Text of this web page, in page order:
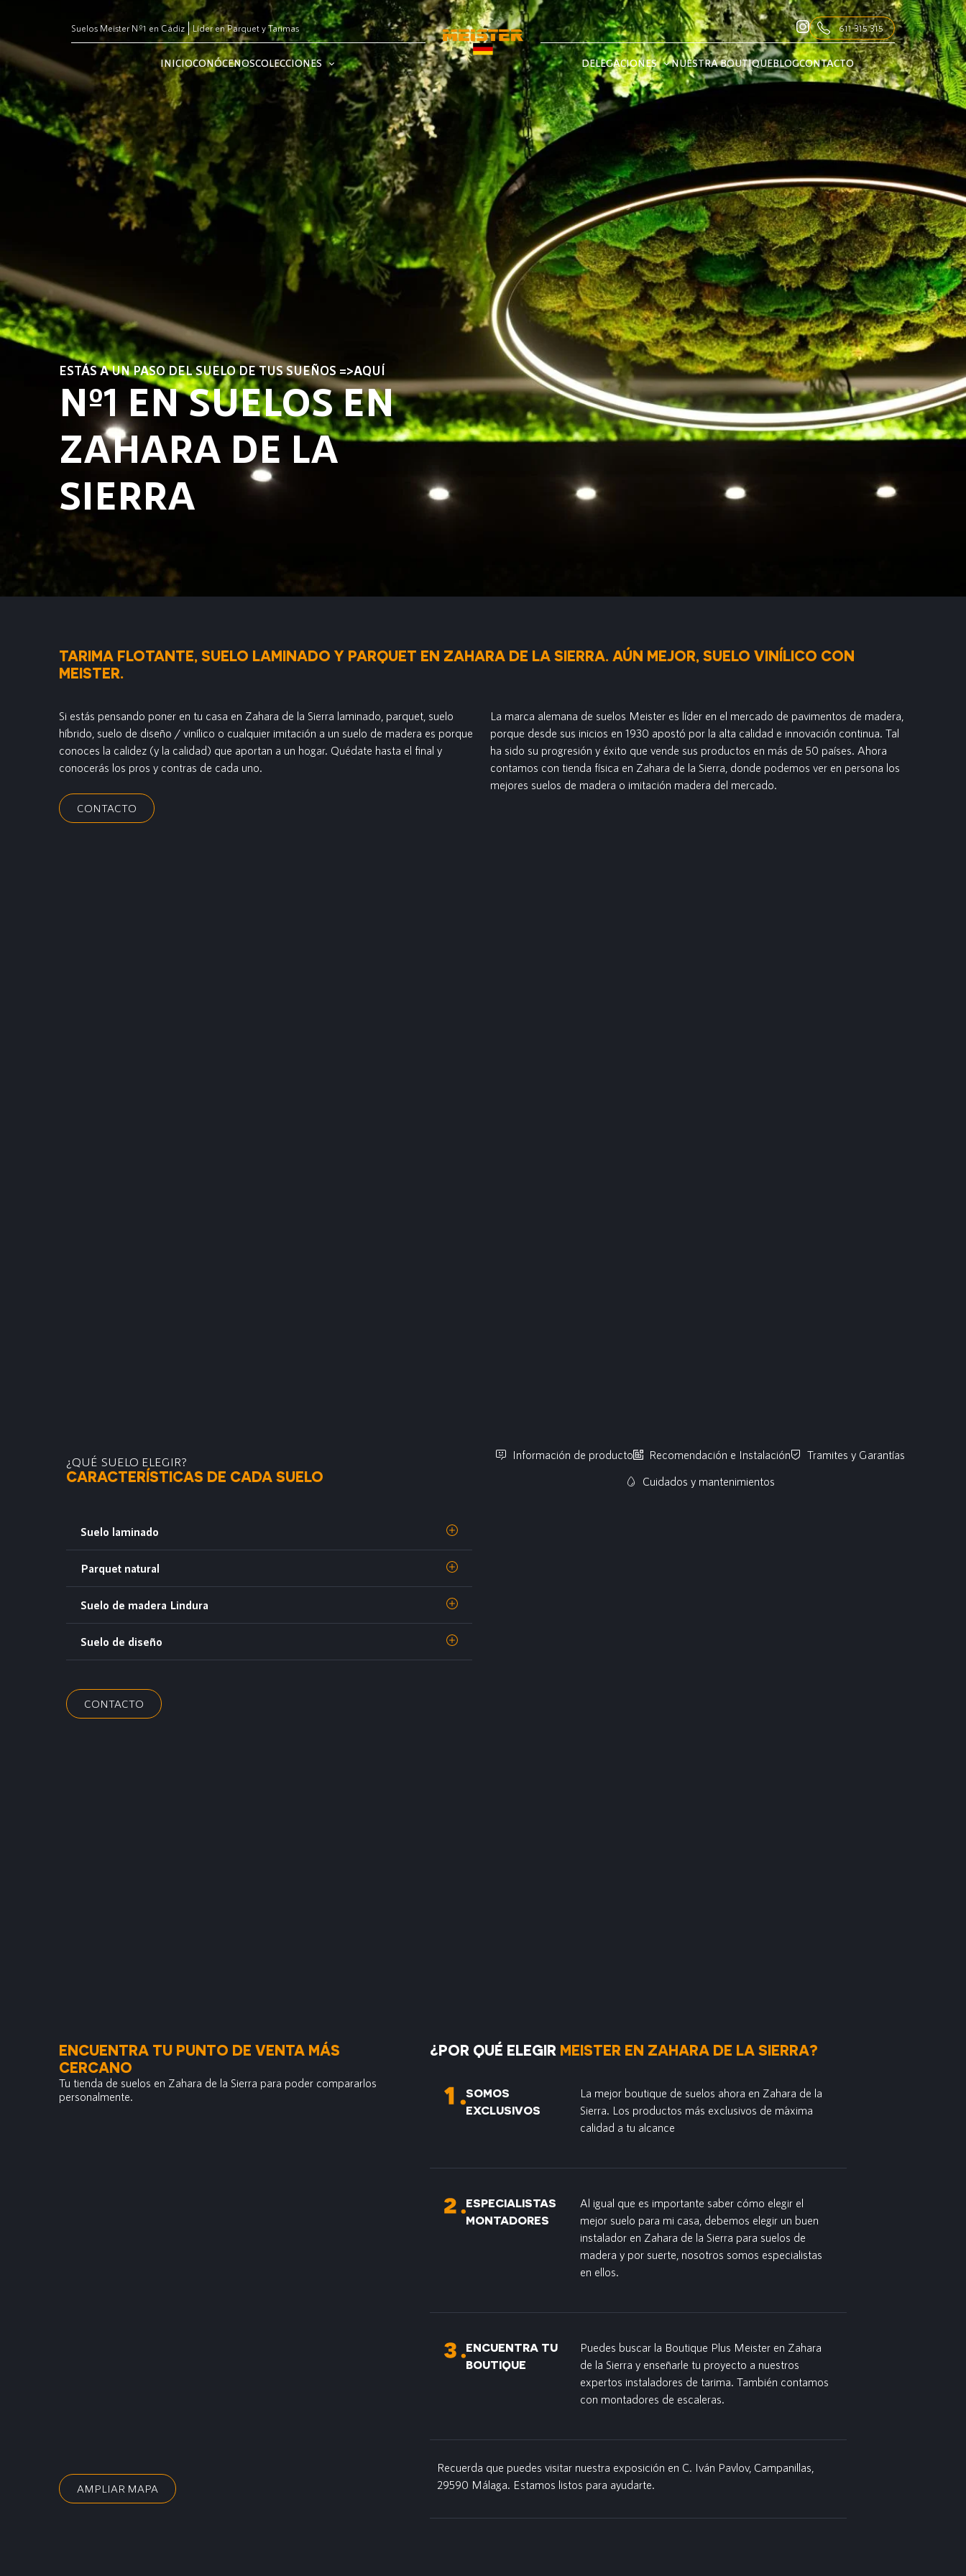
Suelos Meister Nº1 en Cádiz Líder en Parquet y Tarimas
INICIOCONÓCENOSCOLECCIONES
611 315 315
DELEGACIONES NUESTRA BOUTIQUEBLOGCONTACTO
ESTÁS A UN PASO DEL SUELO DE TUS SUEÑOS =>AQUÍ​
Nº1 EN SUELOS EN
ZAHARA DE LA
SIERRA
TARIMA FLOTANTE, SUELO LAMINADO Y PARQUET EN ZAHARA DE LA SIERRA. AÚN MEJOR, SUELO VINÍLICO CON
MEISTER.
Si estás pensando poner en tu casa en Zahara de la Sierra laminado, parquet, suelo
híbrido, suelo de diseño / vinílico o cualquier imitación a un suelo de madera es porque
conoces la calidez (y la calidad) que aportan a un hogar. Quédate hasta el final y
conocerás los pros y contras de cada uno.
CONTACTO
La marca alemana de suelos Meister es líder en el mercado de pavimentos de madera,
porque desde sus inicios en 1930 apostó por la alta calidad e innovación continua. Tal
ha sido su progresión y éxito que vende sus productos en más de 50 países. Ahora
contamos con tienda física en Zahara de la Sierra, donde podemos ver en persona los
mejores suelos de madera o imitación madera del mercado.
¿QUÉ SUELO ELEGIR?
CARACTERÍSTICAS DE CADA SUELO
Suelo laminado
Parquet natural
Suelo de madera Lindura
Suelo de diseño
CONTACTO
Información de producto Recomendación e Instalación
Tramites y Garantías
Cuidados y mantenimientos
ENCUENTRA TU PUNTO DE VENTA MÁS
CERCANO
Tu tienda de suelos en Zahara de la Sierra para poder compararlos
personalmente.
AMPLIAR MAPA
¿POR QUÉ ELEGIR MEISTER EN ZAHARA DE LA SIERRA?
SOMOS
EXCLUSIVOS
La mejor boutique de suelos ahora en Zahara de la
Sierra. Los productos más exclusivos de m´axima
calidad a tu alcance
ESPECIALISTAS
MONTADORES
Al igual que es importante saber cómo elegir el
mejor suelo para mi casa, debemos elegir un buen
instalador en Zahara de la Sierra para suelos de
madera y por suerte, nosotros somos especialistas
en ellos.
ENCUENTRA TU
BOUTIQUE
Puedes buscar la Boutique Plus Meister en Zahara
de la Sierra y enseñarle tu proyecto a nuestros
expertos instaladores de tarima. También contamos
con montadores de escaleras.
Recuerda que puedes visitar nuestra exposición en C. Iván Pavlov, Campanillas,
29590 Málaga. Estamos listos para ayudarte.